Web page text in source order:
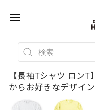
【長袖Tシャツ ロン
からお好きなデザイ